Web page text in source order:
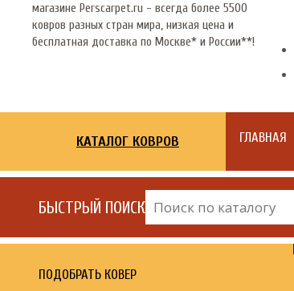
магазине Perscarpet.ru - всегда более 5500
ковров разных стран мира, низкая цена и
бесплатная доставка по Москве* и России**!
КАТАЛОГ КОВРОВ ГЛАВНАЯ
БЫСТРЫЙ ПОИСК
ПОДОБРАТЬ КОВЕР